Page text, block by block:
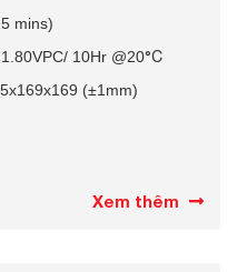
mins)
/ 10Hr @20°C
(±1mm)
Xem thêm